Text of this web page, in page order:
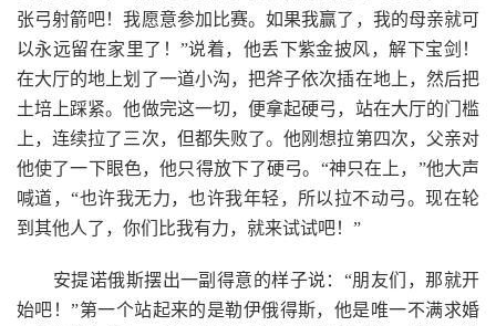
张弓射箭吧！我愿意参加比赛。如果我赢了，我的母亲就可
以永远留在家里了！”说着，他丢下紫金披风，解下宝剑！
在大厅的地上划了一道小沟，把斧子依次插在地上，然后把
土培上踩紧。他做完这一切，便拿起硬弓，站在大厅的门槛
上，连续拉了三次，但都失败了。他刚想拉第四次，父亲对
他使了一下眼色，他只得放下了硬弓。“神只在上，”他大声
喊道，“也许我无力，也许我年轻，所以拉不动弓。现在轮
到其他人了，你们比我有力，就来试试吧！”
安提诺俄斯摆出一副得意的样子说：“朋友们，那就开
始吧！”第一个站起来的是勒伊俄得斯，他是唯一不满求婚